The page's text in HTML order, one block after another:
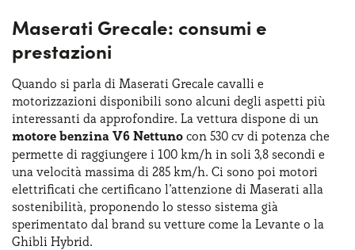
Maserati Grecale: consumi e
prestazioni
Quando si parla di Maserati Grecale cavalli e
motorizzazioni disponibili sono alcuni degli aspetti più
interessanti da approfondire. La vettura dispone di un
motore benzina V6 Nettuno con 530 cv di potenza che
permette di raggiungere i 100 km/h in soli 3,8 secondi e
una velocità massima di 285 km/h. Ci sono poi motori
elettrificati che certificano l’attenzione di Maserati alla
sostenibilità, proponendo lo stesso sistema già
sperimentato dal brand su vetture come la Levante o la
Ghibli Hybrid.